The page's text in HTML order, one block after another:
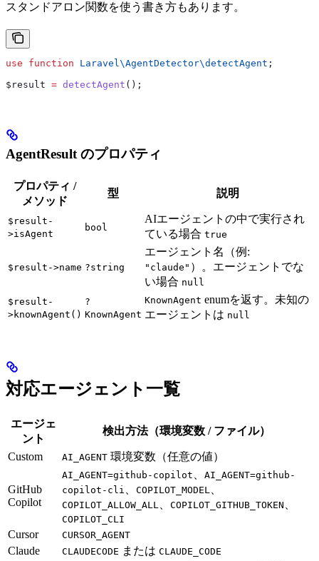
スタンドアロン関数を使う書き方もあります。
use function Laravel\AgentDetector\detectAgent ;
$result = detectAgent ();
AgentResult のプロパティ
プロパティ /
メソッド
型 説明
$result-
>isAgent
bool
AIエージェントの中で実行され
ている場合 true
$result->name ?string
エージェント名（例:
"claude" ）。エージェントでな
い場合 null
$result-
>knownAgent()
?
KnownAgent
KnownAgent enumを返す。未知の
エージェントは null
対応エージェント一覧
エージェ
ント
検出方法（環境変数 / ファイル）
Custom AI_AGENT 環境変数（任意の値）
GitHub
Copilot
AI_AGENT=github-copilot
AI_AGENT=github-
copilot-cli
COPILOT_MODEL
COPILOT_ALLOW_ALL COPILOT_GITHUB_TOKEN
COPILOT_CLI
Cursor CURSOR_AGENT
Claude CLAUDECODE または CLAUDE_CODE